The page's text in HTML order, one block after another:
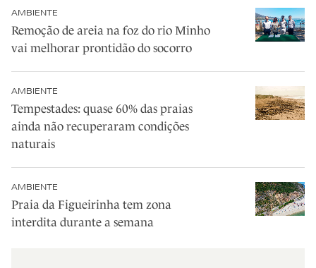
AMBIENTE
Remoção de areia na foz do rio Minho
vai melhorar prontidão do socorro
AMBIENTE
Tempestades: quase 60% das praias
ainda não recuperaram condições
naturais
AMBIENTE
Praia da Figueirinha tem zona
interdita durante a semana